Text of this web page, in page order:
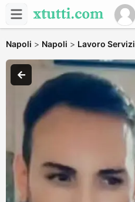
Napoli > Napoli > Lavoro Servizi